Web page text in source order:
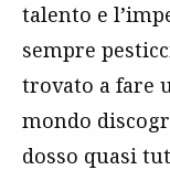
talento e
sempre
trovato a fare
mondo
dosso quasi